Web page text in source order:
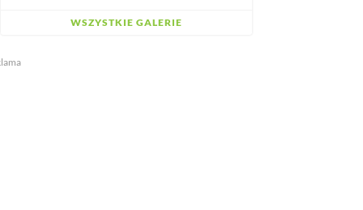
WSZYSTKIE GALERIE